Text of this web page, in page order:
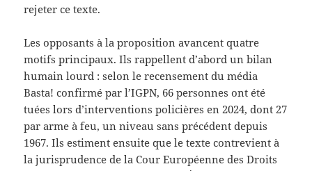
rejeter ce texte.
Les opposants à la proposition avancent quatre
motifs principaux. Ils rappellent d’abord un bilan
humain lourd : selon le recensement du média
Basta! confirmé par l’IGPN, 66 personnes ont été
tuées lors d’interventions policières en 2024, dont 27
par arme à feu, un niveau sans précédent depuis
1967. Ils estiment ensuite que le texte contrevient à
la jurisprudence de la Cour Européenne des Droits